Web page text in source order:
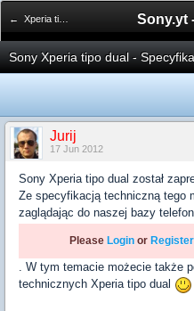
← Xperia tipo | tipo dual
Sony Xperia tipo dual -
Jurij
17 Jun 2012
Sony Xperia tipo dual został
Ze specyfikacją techniczną tego
zaglądając do naszej bazy
Please Loginor Register
. W tym temacie możecie także
technicznych Xperia tipo dual